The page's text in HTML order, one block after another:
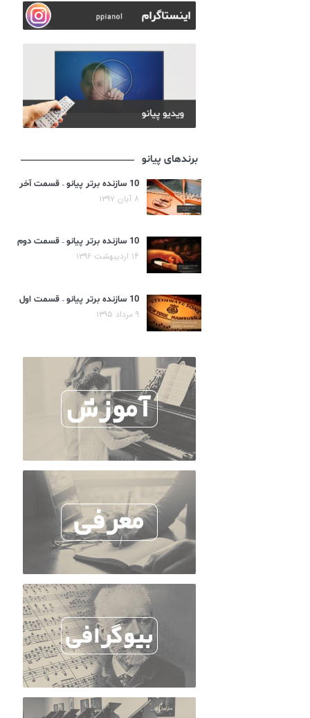
برندهای پیانو
10 سازنده برتر پیانو – قسمت آخر
۸ آبان ۱۳۹۷
10 سازنده برتر پیانو – قسمت دوم
۱۴ اردیبهشت ۱۳۹۶
10 سازنده برتر پیانو – قسمت اول
۹ مرداد ۱۳۹۵